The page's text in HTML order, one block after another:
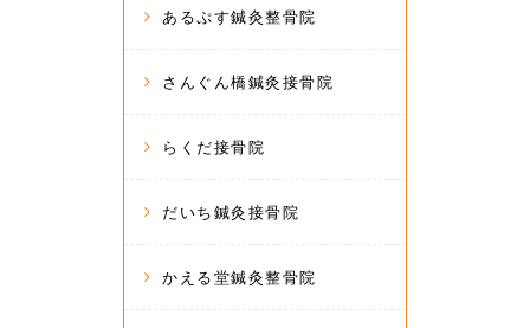
あるぷす鍼灸整骨院
さんぐん橋鍼灸接骨院
らくだ接骨院
だいち鍼灸接骨院
かえる堂鍼灸整骨院